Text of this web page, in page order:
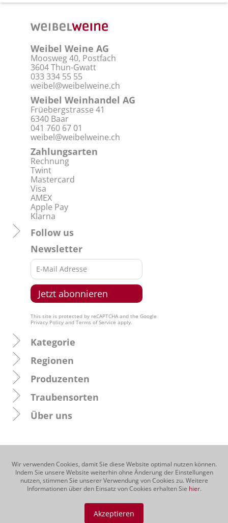
Wir verwenden Cookies, damit Sie diese Website optimal nutzen können.
Indem Sie unsere Website weiterhin ohne Änderung der Einstellungen
nutzen, stimmen Sie unserer Verwendung von Cookies zu. Weitere
Informationen über den Einsatz von Cookies erhalten Sie hier.
Akzeptieren
Weibel Weine AG
Moosweg 40, Postfach
3604 Thun-Gwatt
033 334 55 55
weibel@weibelweine.ch
Weibel Weinhandel AG
Früebergstrasse 41
6340 Baar
041 760 67 01
weibel@weibelweine.ch
Zahlungsarten
Rechnung
Twint
Mastercard
Visa
AMEX
Apple Pay
Klarna
Follow us
Newsletter
This site is protected by reCAPTCHA and the Google
Privacy Policy and Terms of Service apply.
Kategorie
Regionen
Produzenten
Traubensorten
Über uns